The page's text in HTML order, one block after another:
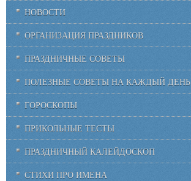
НОВОСТИ
ОРГАНИЗАЦИЯ ПРАЗДНИКОВ
ПРАЗДНИЧНЫЕ СОВЕТЫ
ПОЛЕЗНЫЕ СОВЕТЫ НА КАЖДЫЙ ДЕНЬ
ГОРОСКОПЫ
ПРИКОЛЬНЫЕ ТЕСТЫ
ПРАЗДНИЧНЫЙ КАЛЕЙДОСКОП
СТИХИ ПРО ИМЕНА